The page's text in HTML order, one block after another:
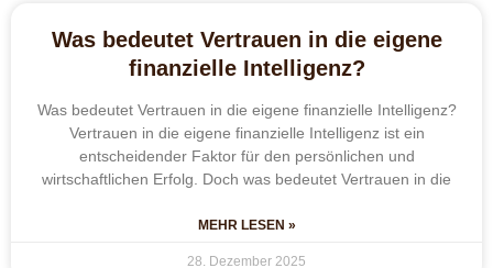
Was bedeutet Vertrauen in die eigene
finanzielle Intelligenz?
Was bedeutet Vertrauen in die eigene finanzielle Intelligenz?
Vertrauen in die eigene finanzielle Intelligenz ist ein
entscheidender Faktor für den persönlichen und
wirtschaftlichen Erfolg. Doch was bedeutet Vertrauen in die
MEHR LESEN »
28. Dezember 2025